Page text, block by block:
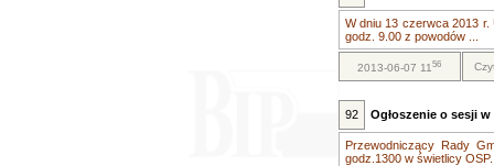
W dniu 13 czerwca 2013
godz. 9.00 z powodów ...
2013-06-07 1156
92 Ogłoszenie o sesji w
Przewodniczący Rady
godz.1300 w świetlicy